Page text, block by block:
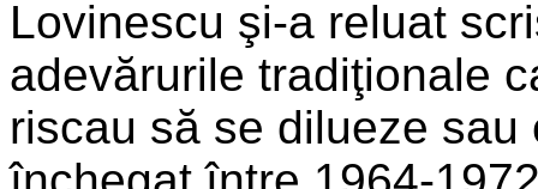
Lovinescu şi-a reluat
adevărurile tradiţionale
riscau să se dilueze